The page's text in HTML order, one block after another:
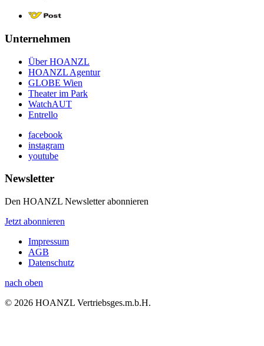
Unternehmen
Über HOANZL
HOANZL Agentur
GLOBE Wien
Theater im Park
WatchAUT
Entrello
facebook
instagram
youtube
Newsletter
Den HOANZL Newsletter abonnieren
Jetzt abonnieren
Impressum
AGB
Datenschutz
nach oben
© 2026 HOANZL Vertriebsges.m.b.H.